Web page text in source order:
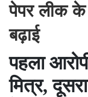
पेपर लीक के
बढ़ाई
पहला
मित्र,